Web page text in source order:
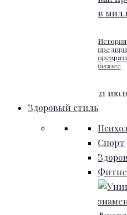
бизнес
21
Здоровый стиль
Спорт